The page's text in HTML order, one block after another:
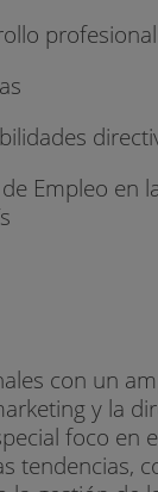
profesional
Empleo en
con un
y la
foco en
tendencias,